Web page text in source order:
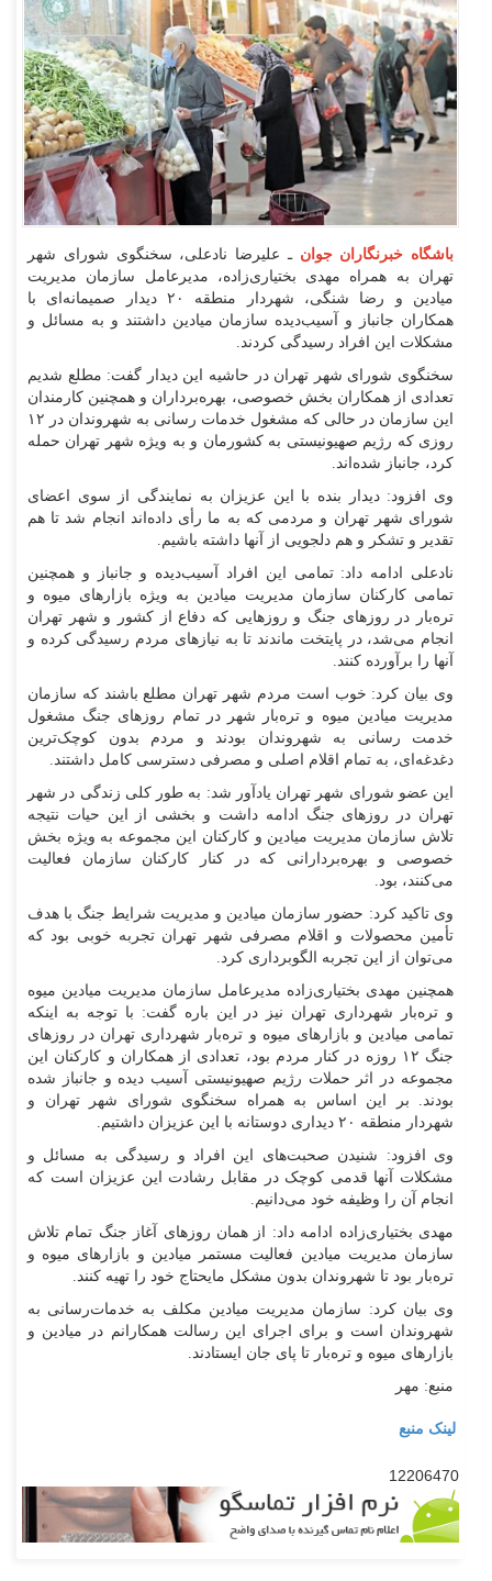
باشگاه خبرنگاران جوان ـ علیرضا نادعلی، سخنگوی شورای شهر
تهران به همراه مهدی بختیاری‌زاده، مدیرعامل سازمان مدیریت
میادین و رضا شنگی، شهردار منطقه ۲۰ دیدار صمیمانه‌ای با
همکاران جانباز و آسیب‌دیده سازمان میادین داشتند و به مسائل و
مشکلات این افراد رسیدگی کردند.
سخنگوی شورای شهر تهران در حاشیه این دیدار گفت: مطلع شدیم
تعدادی از همکاران بخش خصوصی، بهره‌برداران و همچنین کارمندان
این سازمان در حالی که مشغول خدمات رسانی به شهروندان در ۱۲
روزی که رژیم صهیونیستی به کشورمان و به ویژه شهر تهران حمله
کرد، جانباز شده‌اند.
وی افزود: دیدار بنده با این عزیزان به نمایندگی از سوی اعضای
شورای شهر تهران و مردمی که به ما رأی داده‌اند انجام شد تا هم
تقدیر و تشکر و هم دلجویی از آنها داشته باشیم.
نادعلی ادامه داد: تمامی این افراد آسیب‌دیده و جانباز و همچنین
تمامی کارکنان سازمان مدیریت میادین به ویژه بازار‌های میوه و
تره‌بار در روز‌های جنگ و روز‌هایی که دفاع از کشور و شهر تهران
انجام می‌شد، در پایتخت ماندند تا به نیاز‌های مردم رسیدگی کرده و
آنها را برآورده کنند.
وی بیان کرد: خوب است مردم شهر تهران مطلع باشند که سازمان
مدیریت میادین میوه و تره‌بار شهر در تمام روز‌های جنگ مشغول
خدمت رسانی به شهروندان بودند و مردم بدون کوچک‌ترین
دغدغه‌ای، به تمام اقلام اصلی و مصرفی دسترسی کامل داشتند.
این عضو شورای شهر تهران یادآور شد: به طور کلی زندگی در شهر
تهران در روز‌های جنگ ادامه داشت و بخشی از این حیات نتیجه
تلاش سازمان مدیریت میادین و کارکنان این مجموعه به ویژه بخش
خصوصی و بهره‌بردارانی که در کنار کارکنان سازمان فعالیت
می‌کنند، بود.
وی تاکید کرد: حضور سازمان میادین و مدیریت شرایط جنگ با هدف
تأمین محصولات و اقلام مصرفی شهر تهران تجربه خوبی بود که
می‌توان از این تجربه الگوبرداری کرد.
همچنین مهدی بختیاری‌زاده مدیرعامل سازمان مدیریت میادین میوه
و تره‌بار شهرداری تهران نیز در این باره گفت: با توجه به اینکه
تمامی میادین و بازار‌های میوه و تره‌بار شهرداری تهران در روز‌های
جنگ ۱۲ روزه در کنار مردم بود، تعدادی از همکاران و کارکنان این
مجموعه در اثر حملات رژیم صهیونیستی آسیب دیده و جانباز شده
بودند. بر این اساس به همراه سخنگوی شورای شهر تهران و
شهردار منطقه ۲۰ دیداری دوستانه با این عزیزان داشتیم.
وی افزود: شنیدن صحبت‌های این افراد و رسیدگی به مسائل و
مشکلات آنها قدمی کوچک در مقابل رشادت این عزیزان است که
انجام آن را وظیفه خود می‌دانیم.
مهدی بختیاری‌زاده ادامه داد: از همان روز‌های آغاز جنگ تمام تلاش
سازمان مدیریت میادین فعالیت مستمر میادین و بازار‌های میوه و
تره‌بار بود تا شهروندان بدون مشکل مایحتاج خود را تهیه کنند.
وی بیان کرد: سازمان مدیریت میادین مکلف به خدمات‌رسانی به
شهروندان است و برای اجرای این رسالت همکارانم در میادین و
بازار‌های میوه و تره‌بار تا پای جان ایستادند.
منبع: مهر
لینک منبع
12206470